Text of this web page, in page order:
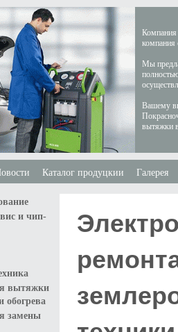
Компания
компания
Мы
Вашему
вытяжки
Каталог продуцкии Галерея
и чип-
вытяжки
обогрева
замены